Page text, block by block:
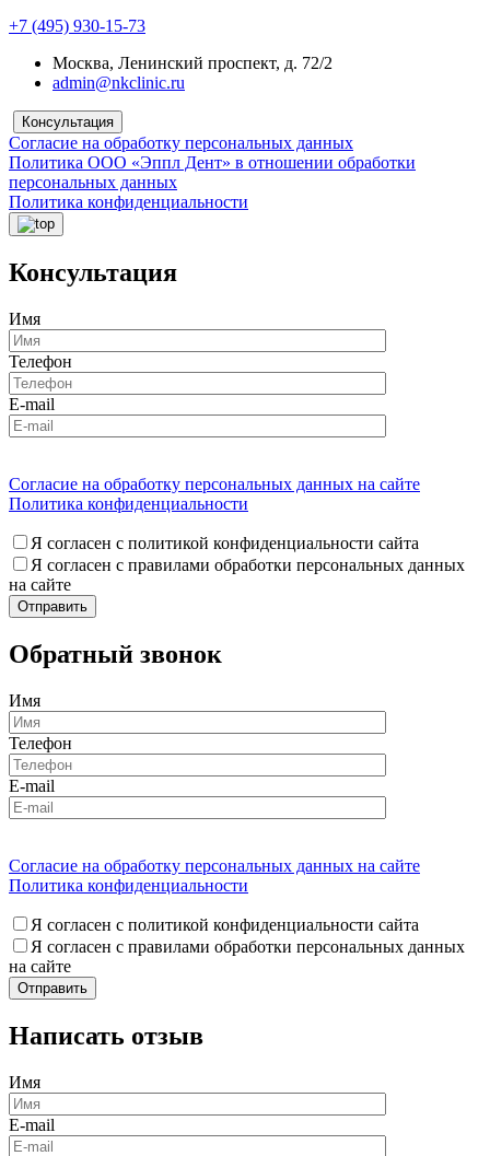
+7 (495) 930-15-73
Москва, Ленинский проспект, д. 72/2
admin@nkclinic.ru
Консультация
Согласие на обработку персональных данных
Политика ООО «Эппл Дент» в отношении обработки
персональных данных
Политика конфиденциальности
Консультация
Имя
Телефон
E-mail
Согласие на обработку персональных данных на сайте
Политика конфиденциальности
Я согласен с политикой конфиденциальности сайта
Я согласен с правилами обработки персональных данных
на сайте
Обратный звонок
Имя
Телефон
E-mail
Согласие на обработку персональных данных на сайте
Политика конфиденциальности
Я согласен с политикой конфиденциальности сайта
Я согласен с правилами обработки персональных данных
на сайте
Написать отзыв
Имя
E-mail